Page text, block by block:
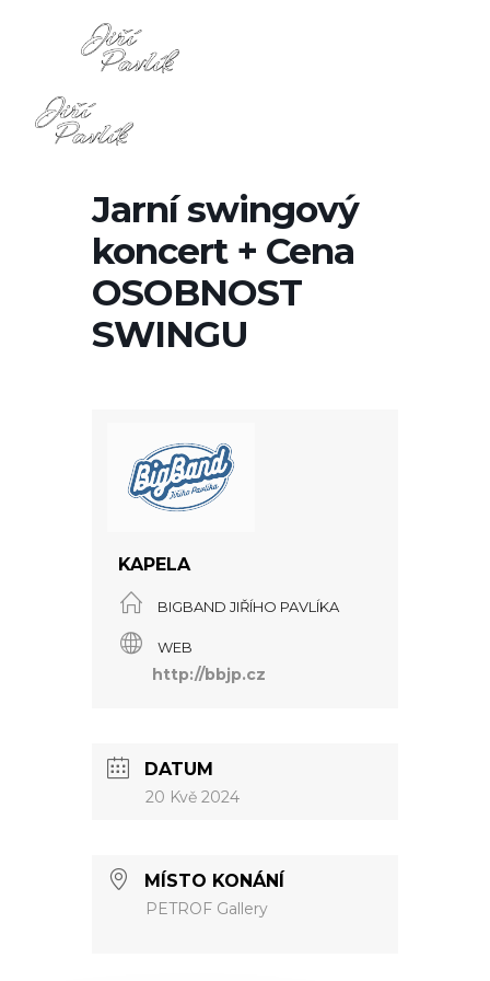
Jarní swingový
koncert + Cena
OSOBNOST
SWINGU
KAPELA
BIGBAND JIŘÍHO PAVLÍKA
WEB
http://bbjp.cz
DATUM
20 Kvě 2024
MÍSTO KONÁNÍ
PETROF Gallery